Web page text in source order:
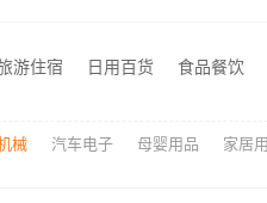
推荐游住宿 日用百货 食品餐饮
械 汽车电子 母婴用品 家居